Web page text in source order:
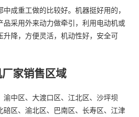
成重工做的比较好。机器挺好用的，
采用外来动力做牵引，利用电动机或
降，方便灵活，机动性好，安全可
家销售区域
中区、大渡口区、江北区、沙坪坝
碚区、渝北区、巴南区、长寿区、江津